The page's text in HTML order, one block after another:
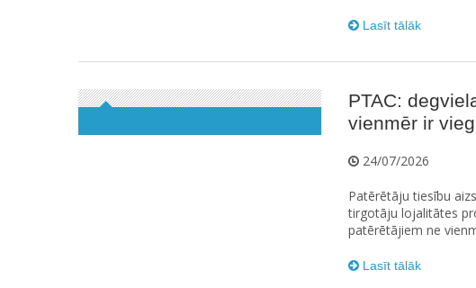
Lasīt tālāk
PTAC:
vienmēr ir
24/07/2026
Patērētāju tiesību
tirgotāju lojalitātes
patērētājiem ne
Lasīt tālāk